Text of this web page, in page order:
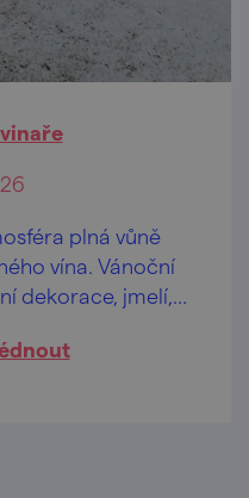
plná vůně
vína. Vánoční
dekorace, jmelí,